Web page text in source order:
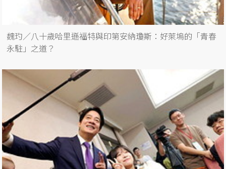
魏玓／八十歲哈里遜福特與印第安納瓊斯：好萊塢的「青春
永駐」之道？